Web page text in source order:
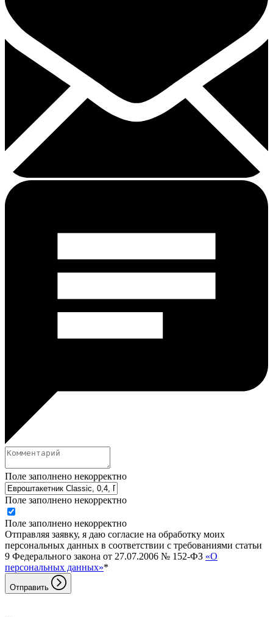
Поле заполнено некорректно
Поле заполнено некорректно
Поле заполнено некорректно
Отправляя заявку, я даю согласие на обработку моих
персональных данных в соответствии с требованиями статьи
9 Федерального закона от 27.07.2006 № 152-ФЗ «О
персональных данных»*
Отправить